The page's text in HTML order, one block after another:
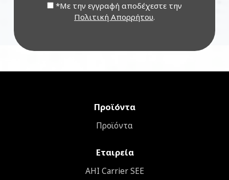
*Με την εγγραφή αποδέχεστε την
Πολιτική Απορρήτου.
Προϊόντα
Προϊόντα
Εταιρεία
ΑΗΙ Carrier SEE